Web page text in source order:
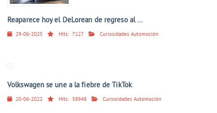
Reaparece hoy el DeLorean de regreso al ...
29-06-2025 Hits: 7127 Curiosidades Automoción
Volkswagen se une a la fiebre de TikTok
20-06-2022 Hits: 58948 Curiosidades Automoción